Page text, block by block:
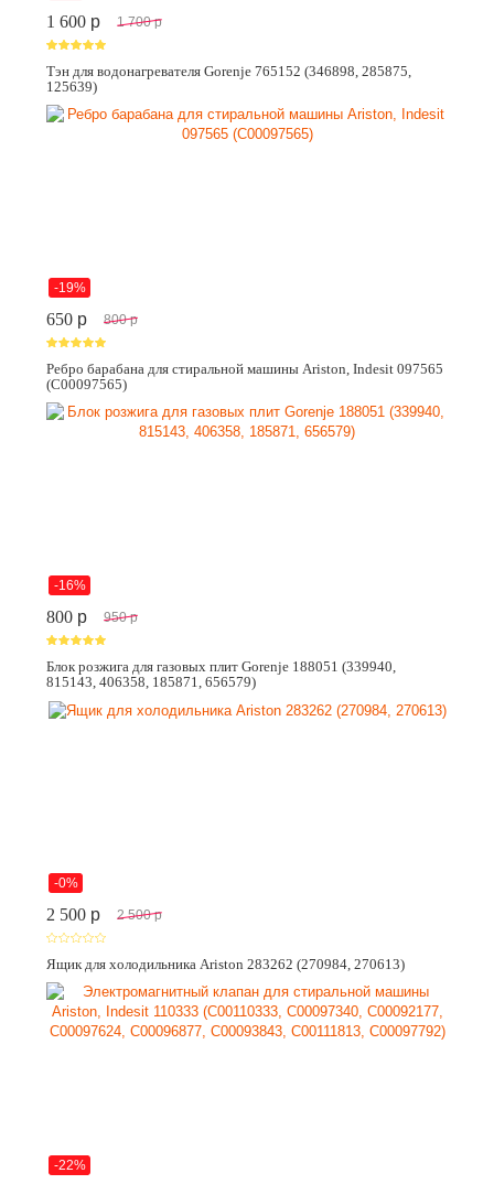
1 600 p 1 700 p
Тэн для водонагревателя Gorenje 765152 (346898, 285875,
125639)
-19%
650 p 800 p
Ребро барабана для стиральной машины Ariston, Indesit 097565
(C00097565)
-16%
800 p 950 p
Блок розжига для газовых плит Gorenje 188051 (339940,
815143, 406358, 185871, 656579)
-0%
2 500 p 2 500 p
Ящик для холодильника Ariston 283262 (270984, 270613)
-22%